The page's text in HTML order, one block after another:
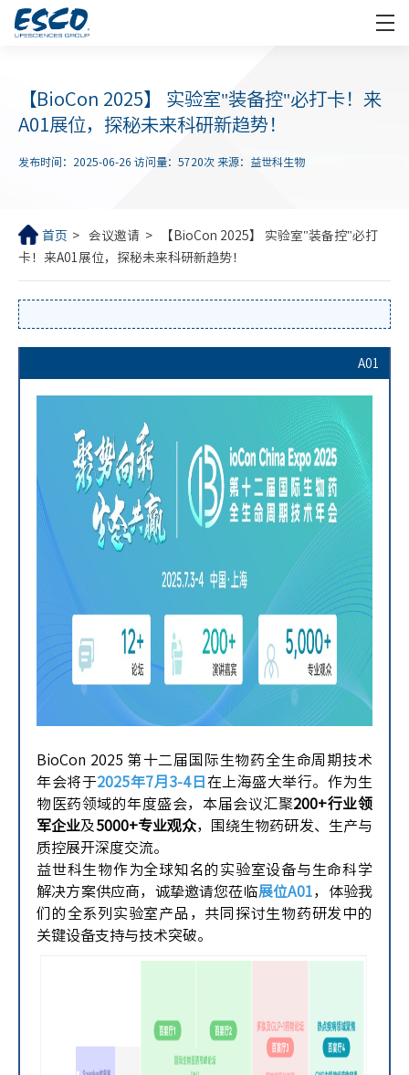
【BioCon 2025】 实验室"装备控"必打卡！来
A01展位，探秘未来科研新趋势！
发布时间：2025-06-26 访问量：5720次 来源：益世科生物
首页 会议邀请
【BioCon 2025】 实验室"装备控"必打
卡！来A01展位，探秘未来科研新趋势！
A01
BioCon 2025 第十二届国际生物药全生命周期技术
年会将于2025年7月3-4日在上海盛大举行。作为生
物医药领域的年度盛会，本届会议汇聚200+行业领
军企业及5000+专业观众，围绕生物药研发、生产与
质控展开深度交流。
益世科生物作为全球知名的实验室设备与生命科学
解决方案供应商，诚挚邀请您莅临展位A01，体验我
们的全系列实验室产品，共同探讨生物药研发中的
关键设备支持与技术突破。